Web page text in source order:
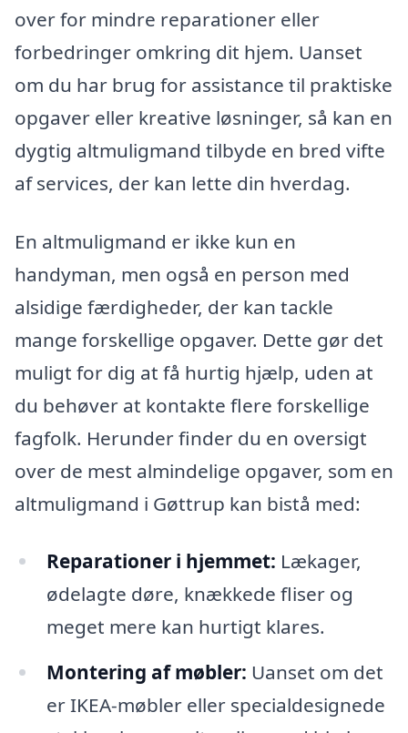
over for mindre reparationer eller
forbedringer omkring dit hjem. Uanset
om du har brug for assistance til praktiske
opgaver eller kreative løsninger, så kan en
dygtig altmuligmand tilbyde en bred vifte
af services, der kan lette din hverdag.
En altmuligmand er ikke kun en
handyman, men også en person med
alsidige færdigheder, der kan tackle
mange forskellige opgaver. Dette gør det
muligt for dig at få hurtig hjælp, uden at
du behøver at kontakte flere forskellige
fagfolk. Herunder finder du en oversigt
over de mest almindelige opgaver, som en
altmuligmand i Gøttrup kan bistå med:
Reparationer i hjemmet: Lækager,
ødelagte døre, knækkede fliser og
meget mere kan hurtigt klares.
Montering af møbler: Uanset om det
er IKEA-møbler eller specialdesignede